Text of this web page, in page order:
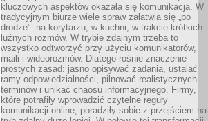
kluczowych aspektów okazała się komunikacja. W
tradycyjnym biurze wiele spraw załatwia się „po
drodze”: na korytarzu, w kuchni, w trakcie krótkich
luźnych rozmów. W trybie zdalnym trzeba to
wszystko odtworzyć przy użyciu komunikatorów,
maili i wideorozmów. Dlatego rośnie znaczenie
prostych zasad: jasno opisywać zadania, ustalać
ramy odpowiedzialności, pilnować realistycznych
terminów i unikać chaosu informacyjnego. Firmy,
które potrafiły wprowadzić czytelne reguły
komunikacji online, poradziły sobie z przejściem na